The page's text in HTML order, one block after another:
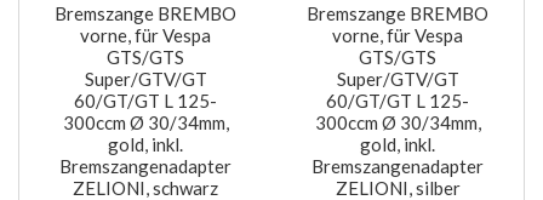
Bremszange BREMBO
vorne, für Vespa
GTS/GTS
Super/GTV/GT
60/GT/GT L 125-
300ccm Ø 30/34mm,
gold, inkl.
Bremszangenadapter
ZELIONI, schwarz
Bremszange BREMBO
vorne, für Vespa
GTS/GTS
Super/GTV/GT
60/GT/GT L 125-
300ccm Ø 30/34mm,
gold, inkl.
Bremszangenadapter
ZELIONI, silber